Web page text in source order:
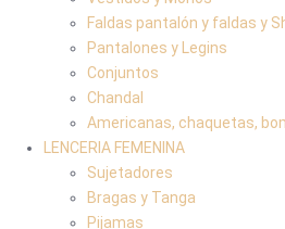
Faldas pantalón y faldas y
Pantalones y Legins
Conjuntos
Chandal
Americanas, chaquetas,
LENCERIA FEMENINA
Sujetadores
Bragas y Tanga
Pijamas